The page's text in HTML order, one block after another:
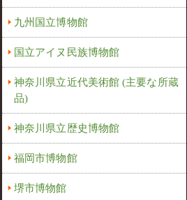
九州国立博物館
国立アイヌ民族博物館
神奈川県立近代美術館 (主要な所蔵
品)
神奈川県立歴史博物館
福岡市博物館
堺市博物館